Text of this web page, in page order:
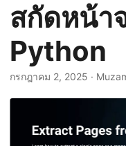
า
ง
สกัดหน้า
Python
กรกฎาคม 2, 2025 ·